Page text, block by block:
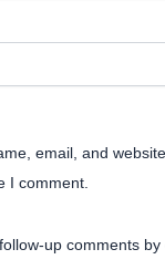
email, and
I comment.
up comments by